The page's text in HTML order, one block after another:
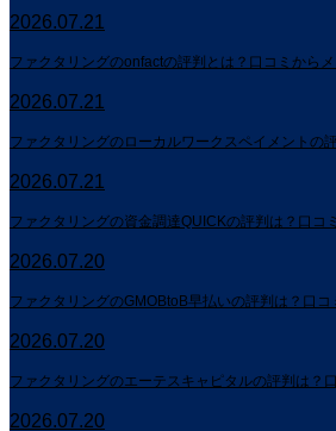
2026.07.21
ファクタリングのonfactの評判とは？口コミから
2026.07.21
ファクタリングのローカルワークスペイメントの
2026.07.21
ファクタリングの資金調達QUICKの評判は？口コ
2026.07.20
ファクタリングのGMOBtoB早払いの評判は？口コ
2026.07.20
ファクタリングのエーテスキャピタルの評判は？
2026.07.20